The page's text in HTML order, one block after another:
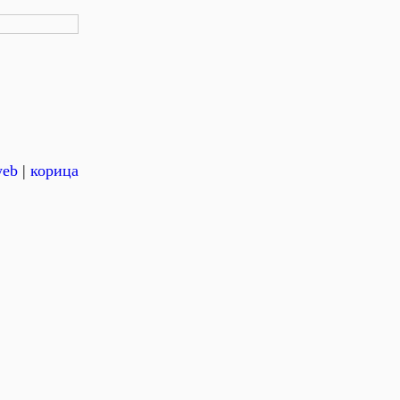
| корица